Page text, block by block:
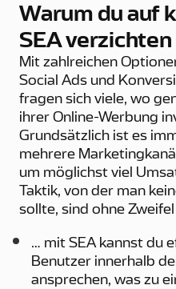
Warum du auf
SEA
Mit zahlreichen
Social Ads und
fragen sich viele, wo
ihrer Online-Werbung
Grundsätzlich ist es
mehrere
um möglichst viel
Taktik, von der man
sollte, sind ohne
… mit SEA kannst du
Benutzer innerhalb
ansprechen, was zu